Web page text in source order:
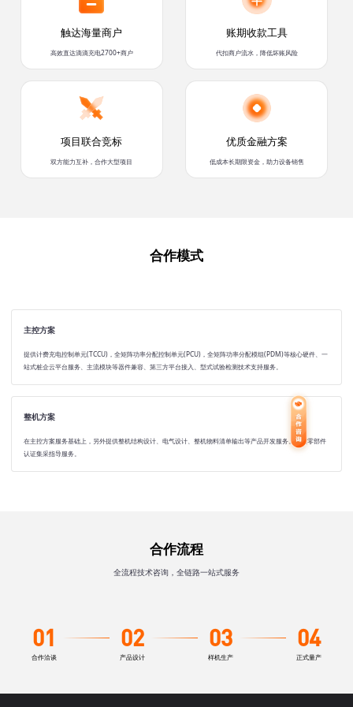
触达海量商户
高效直达滴滴充电2700+商户
账期收款工具
代扣商户流水，降低坏账风险
项目联合竞标
双方能力互补，合作大型项目
优质金融方案
低成本长期限资金，助力设备销售
合作模式
主控方案
提供计费充电控制单元(TCCU)，全矩阵功率分配控制单元(PCU)，全矩阵功率分配模组(PDM)等核心硬件、一
站式桩企云平台服务、主流模块等器件兼容、第三方平台接入、型式试验检测技术支持服务。
整机方案
在主控方案服务基础上，另外提供整机结构设计、电气设计、整机物料清单输出等产品开发服务。提供零部件
认证集采指导服务。
合作流程
全流程技术咨询，全链路一站式服务
01
合作洽谈
02
产品设计
03
样机生产
04
正式量产